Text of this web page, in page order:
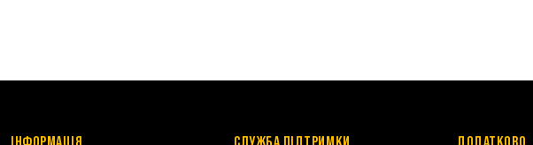
ІНФОРМАЦІЯ СЛУЖБА ПІДТРИМКИ ДОДАТКОВО